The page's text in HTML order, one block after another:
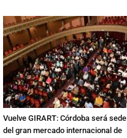
Vuelve GIRART: Córdoba será sede
del gran mercado internacional de